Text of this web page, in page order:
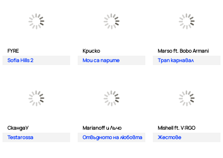
FYRE
Sofia Hills 2
Криско
Мои са парите
Marso ft. Bobo Armani
Трап карнавал
СкандаУ
Testarossa
Marianoff и Лъчо
Отвъдното на любовта
Mishell ft. V:RGO
Жестове